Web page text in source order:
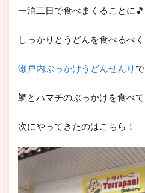
一泊二日で食べまくることに🎵
しっかりとうどんを食べるべく
瀬戸内ぶっかけうどんせんり で
鯛とハマチのぶっかけを食べて
次にやってきたのはこちら！